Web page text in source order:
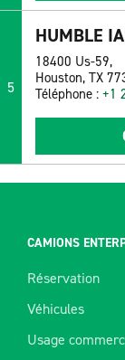
5
HUMBLE
18400 Us-59,
Houston, TX
Téléphone : +1
CAMIONS
Réservation
Véhicules
Usage